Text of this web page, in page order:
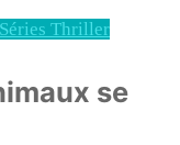
Séries Thriller
se